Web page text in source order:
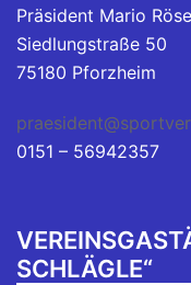
Präsident Mario
Siedlungstraße 50
75180 Pforzheim
0151 – 56942357
SCHLÄGLE“